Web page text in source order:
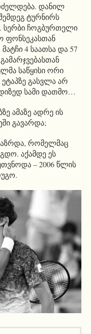
დანილ
ტურნირს
სერბი ჩოგბურთელი
ფონსეკასთან
4 საათსა და 57
საწყისი ორი
გასვლა არ
სამი დათმო…
ამაზე ადრე ის
გავარდა;
რომელმაც
აქამდე ეს
– 2006 წლის